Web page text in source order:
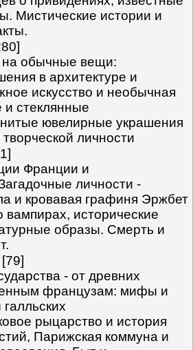
Мистические истории и
на обычные вещи:
в архитектуре и
искусство и необычная
стеклянные
ювелирные украшения
личности
Франции и
личности -
и кровавая графиня Эржбет
вампирах, исторические
образы. Смерть и
[79]
- от древних
французам: мифы и
рыцарство и история
Парижская коммуна и